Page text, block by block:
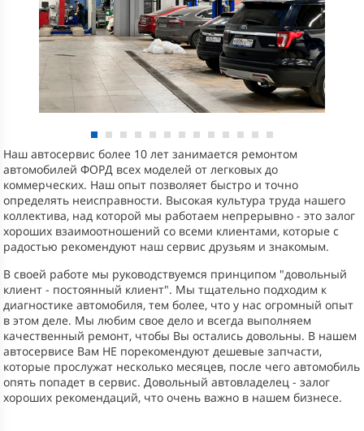
Наш автосервис более 10 лет занимается ремонтом
автомобилей ФОРД всех моделей от легковых до
коммерческих. Наш опыт позволяет быстро и точно
определять неисправности. Высокая культура труда нашего
коллектива, над которой мы работаем непрерывно - это залог
хороших взаимоотношений со всеми клиентами, которые с
радостью рекомендуют наш сервис друзьям и знакомым.
В своей работе мы руководствуемся принципом "довольный
клиент - постоянный клиент". Мы тщательно подходим к
диагностике автомобиля, тем более, что у нас огромный опыт
в этом деле. Мы любим свое дело и всегда выполняем
качественный ремонт, чтобы Вы остались довольны. В нашем
автосервисе Вам НЕ порекомендуют дешевые запчасти,
которые прослужат несколько месяцев, после чего автомобиль
опять попадет в сервис. Довольный автовладелец - залог
хороших рекомендаций, что очень важно в нашем бизнесе.